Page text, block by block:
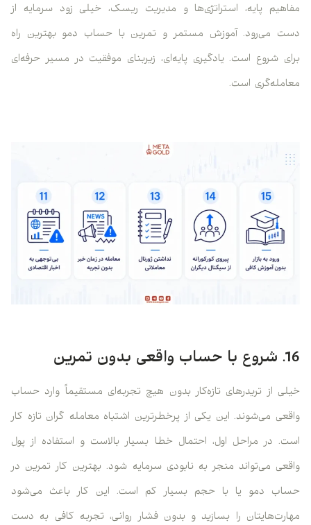
مفاهیم پایه، استراتژی‌ها و مدیریت ریسک، خیلی زود سرمایه از
دست می‌رود. آموزش مستمر و تمرین با حساب دمو بهترین راه
برای شروع است. یادگیری پایه‌ای، زیربنای موفقیت در مسیر حرفه‌ای
معامله‌گری است.
16. شروع با حساب واقعی بدون تمرین
خیلی از تریدرهای تازه‌کار بدون هیچ تجربه‌ای مستقیماً وارد حساب
واقعی می‌شوند. این یکی از پرخطرترین اشتباه معامله گران تازه کار
است. در مراحل اول، احتمال خطا بسیار بالاست و استفاده از پول
واقعی می‌تواند منجر به نابودی سرمایه شود. بهترین کار تمرین در
حساب دمو یا با حجم بسیار کم است. این کار باعث می‌شود
مهارت‌هایتان را بسازید و بدون فشار روانی، تجربه کافی به دست